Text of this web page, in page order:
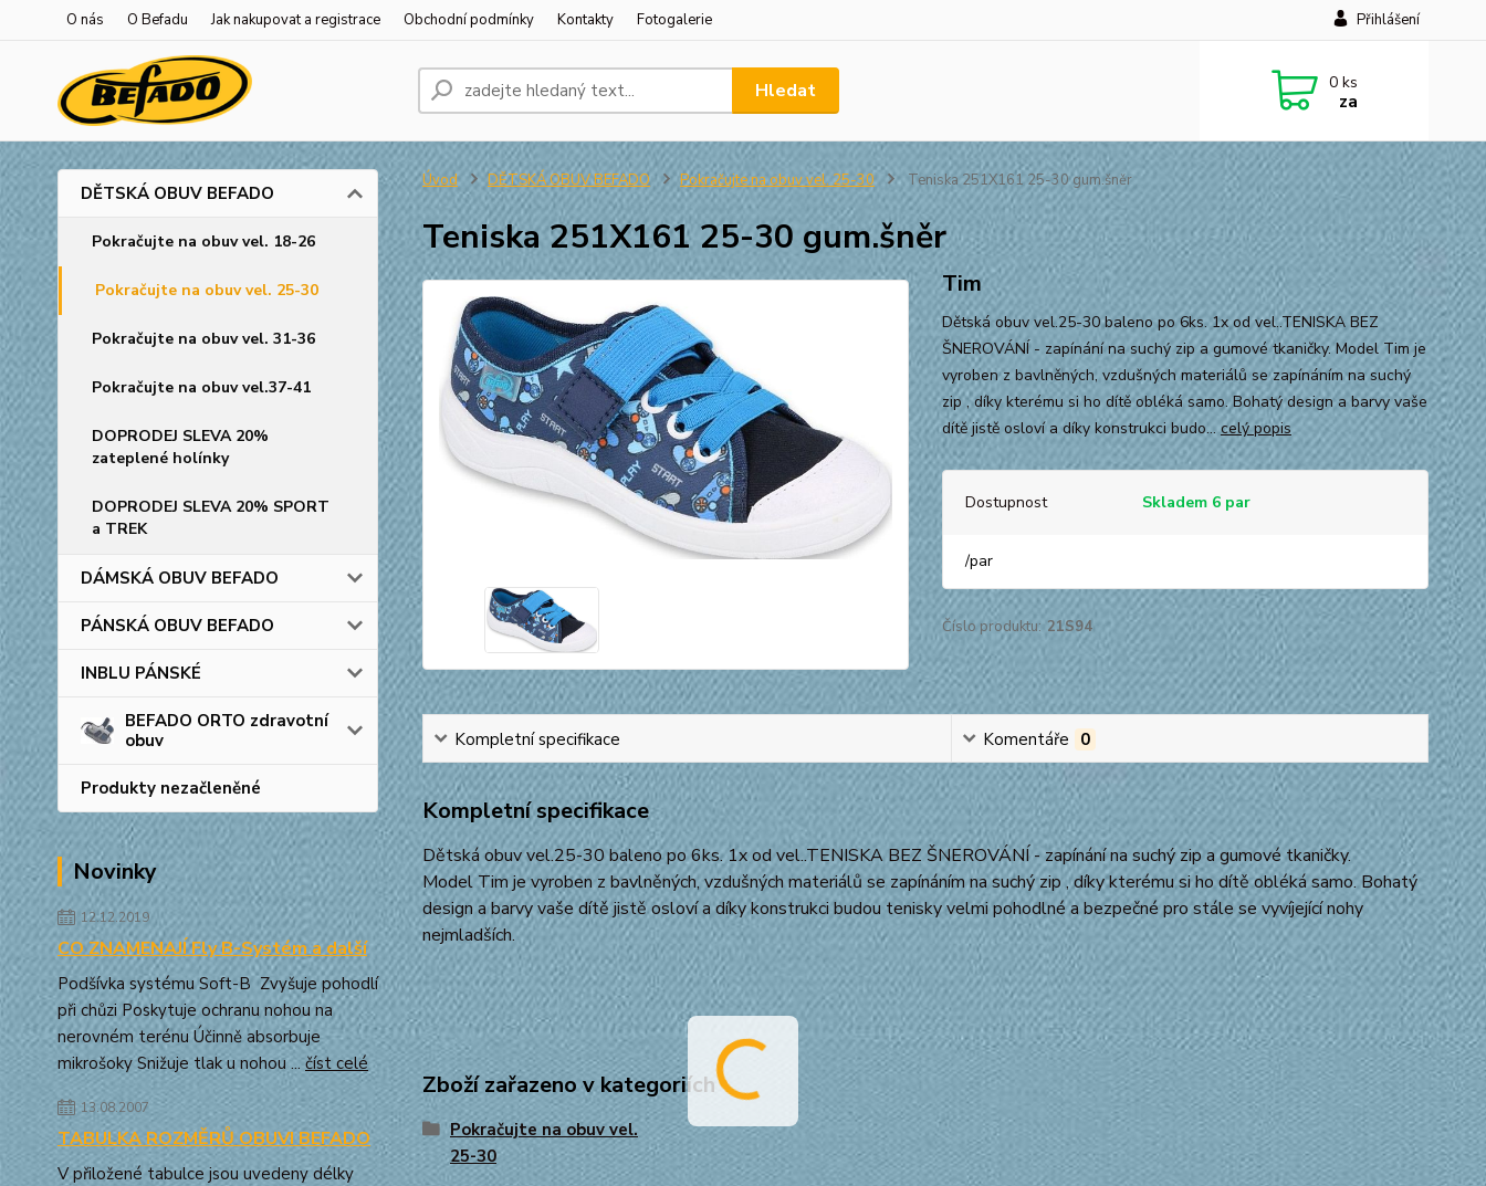
O nás O Befadu Jak nakupovat a registrace Obchodní podmínky Kontakty Fotogalerie Přihlášení
Hledat 0 ks
za
DĚTSKÁ OBUV BEFADO
Pokračujte na obuv vel. 18-26
Pokračujte na obuv vel. 25-30
Pokračujte na obuv vel. 31-36
Pokračujte na obuv vel.37-41
DOPRODEJ SLEVA 20%
zateplené holínky
DOPRODEJ SLEVA 20% SPORT
a TREK
DÁMSKÁ OBUV BEFADO
PÁNSKÁ OBUV BEFADO
INBLU PÁNSKÉ
BEFADO ORTO zdravotní
obuv
Produkty nezačleněné
Novinky
12.12.2019
CO ZNAMENAJÍ Fly B-Systém a další
Podšívka systému Soft-B Zvyšuje pohodlí
při chůzi Poskytuje ochranu nohou na
nerovném terénu Účinně absorbuje
mikrošoky Snižuje tlak u nohou ... číst celé
13.08.2007
TABULKA ROZMĚRŮ OBUVI BEFADO
V přiložené tabulce jsou uvedeny délky
Úvod DĚTSKÁ OBUV BEFADO Pokračujte na obuv vel. 25-30 Teniska 251X161 25-30 gum.šněr
Teniska 251X161 25-30 gum.šněr
Tim
Dětská obuv vel.25-30 baleno po 6ks. 1x od vel..TENISKA BEZ
ŠNEROVÁNÍ - zapínání na suchý zip a gumové tkaničky. Model Tim je
vyroben z bavlněných, vzdušných materiálů se zapínáním na suchý
zip , díky kterému si ho dítě obléká samo. Bohatý design a barvy vaše
dítě jistě osloví a díky konstrukci budo...celý popis
Dostupnost Skladem 6 par
/par
Číslo produktu: 21S94
Kompletní specifikace Komentáře 0
Kompletní specifikace
Dětská obuv vel.25-30 baleno po 6ks. 1x od vel..TENISKA BEZ ŠNEROVÁNÍ - zapínání na suchý zip a gumové tkaničky.
Model Tim je vyroben z bavlněných, vzdušných materiálů se zapínáním na suchý zip , díky kterému si ho dítě obléká samo. Bohatý
design a barvy vaše dítě jistě osloví a díky konstrukci budou tenisky velmi pohodlné a bezpečné pro stále se vyvíjející nohy
nejmladších.
Zboží zařazeno v kategoriích
Pokračujte na obuv vel.
25-30